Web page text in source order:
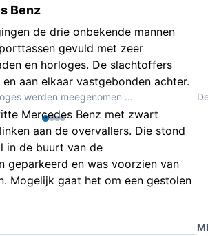
werden meegenomen ...
Benz
de drie onbekende mannen
gevuld met zeer
en horloges. De slachtoffers
aan elkaar vastgebonden achter.
Mercedes Benz met zwart
aan de overvallers. Die stond
in de buurt van de
geparkeerd en was voorzien van
Mogelijk gaat het om een gestolen